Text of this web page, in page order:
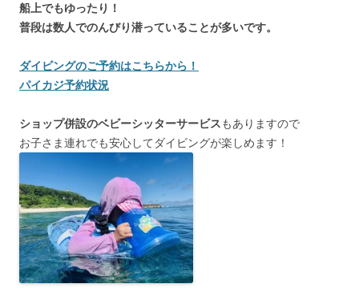
船上でもゆったり！
普段は数人でのんびり潜っていることが多いです。
ダイビングのご予約はこちらから！
パイカジ予約状況
ショップ併設のベビーシッターサービスもありますので
お子さま連れでも安心してダイビングが楽しめます！